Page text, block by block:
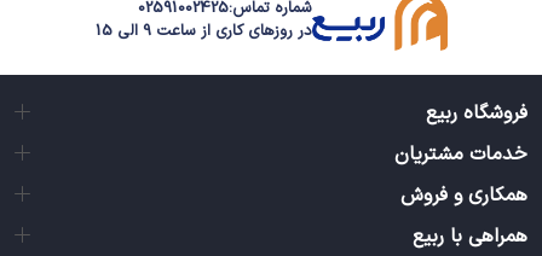
شماره تماس:02591002425
در روزهای کاری از ساعت 9 الی 15
فروشگاه ربیع
خدمات مشتریان
همکاری و فروش
همراهی با ربیع